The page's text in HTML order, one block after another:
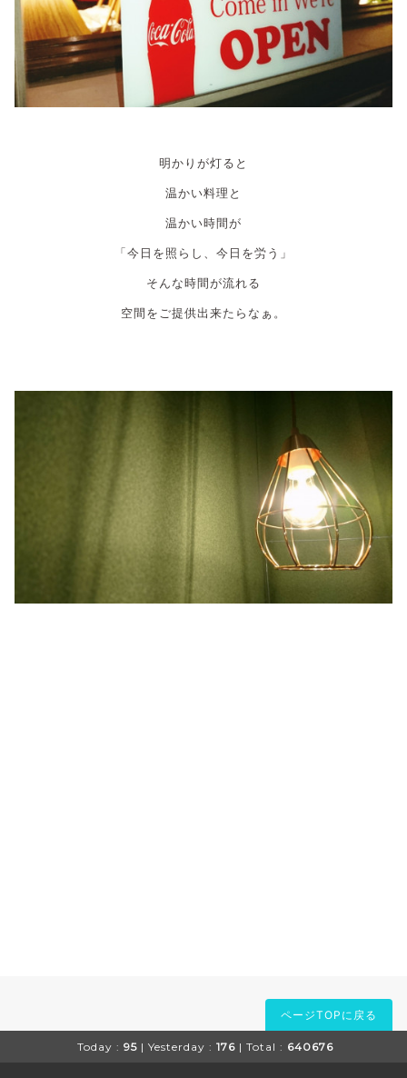
明かりが灯ると
温かい料理と
温かい時間が
「今日を照らし、今日を労う」
そんな時間が流れる
空間をご提供出来たらなぁ。
ページTOPに戻る
Today : 95 | Yesterday : 176 | Total : 640676